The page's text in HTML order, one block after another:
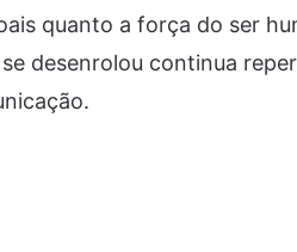
quanto a força do ser
desenrolou continua